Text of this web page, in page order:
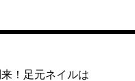
！足元ネイルは